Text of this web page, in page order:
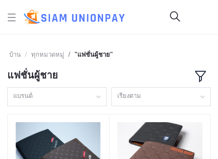
บ้าน ทุกหมวดหมู่ "แฟชั่นผู้ชาย"
แฟชั่นผู้ชาย
แบรนด์ เรียงตาม